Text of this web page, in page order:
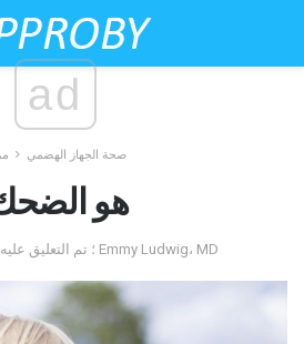
ad
صحة الجهاز الهضمي
هو
by Amber J. Tresca؛ تم التعليق عليه بواسطة Emmy Ludwig، MD